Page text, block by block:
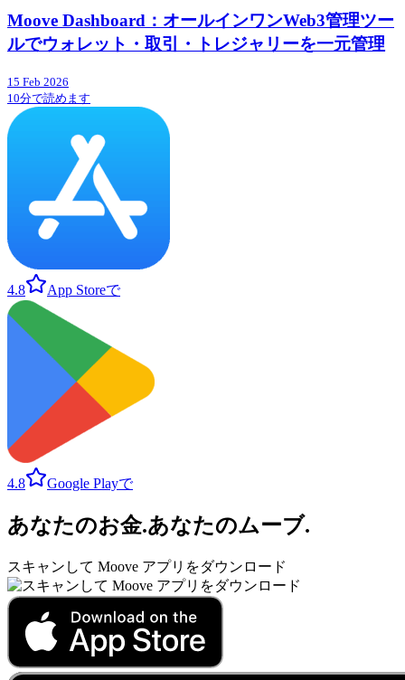
Moove Dashboard：オールインワンWeb3管理ツー
ルでウォレット・取引・トレジャリーを一元管理
15 Feb 2026
10分で読めます
4.8 App Storeで
4.8 Google Playで
あなたのお金.あなたのムーブ.
スキャンして Moove アプリをダウンロード